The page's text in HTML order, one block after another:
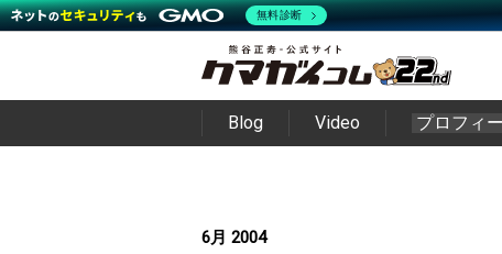
Blog Video プロフィ
6月 2004
無料診断